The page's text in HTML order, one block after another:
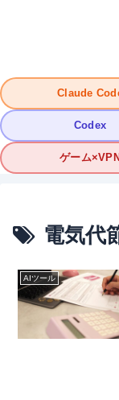
Claude
Codex
ゲーム×VPN
電気代
AIツール